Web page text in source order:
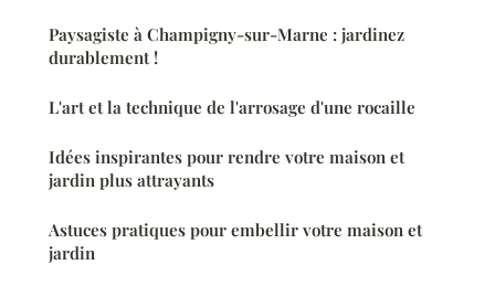
Paysagiste à Champigny-sur-Marne : jardinez
durablement !
L'art et la technique de l'arrosage d'une rocaille
Idées inspirantes pour rendre votre maison et
jardin plus attrayants
Astuces pratiques pour embellir votre maison et
jardin